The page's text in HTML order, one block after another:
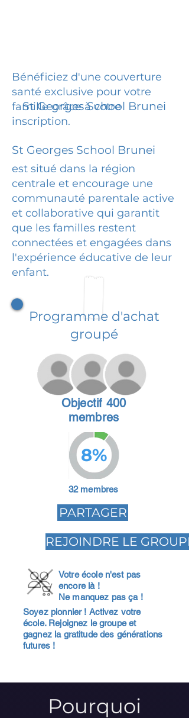
Bénéficiez d'une couverture
santé exclusive pour votre
famille grâce à votre
inscription.
St Georges School Brunei
St Georges School Brunei
est situé dans la région
centrale et encourage une
communauté parentale active
et collaborative qui garantit
que les familles restent
connectées et engagées dans
l'expérience éducative de leur
enfant.
Programme d'achat
groupé
Objectif 400
membres
8%
32 membres
PARTAGER
REJOINDRE LE GROUPE
Votre école n'est pas
encore là !
Ne manquez pas ça !
Soyez pionnier ! Activez votre
école. Rejoignez le groupe et
gagnez la gratitude des générations
futures !
Pourquoi